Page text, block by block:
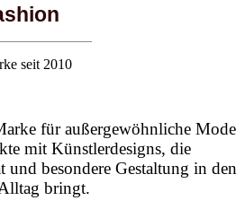
seit 2010
mit Künstlerdesigns, die
besondere Gestaltung in den
bringt.